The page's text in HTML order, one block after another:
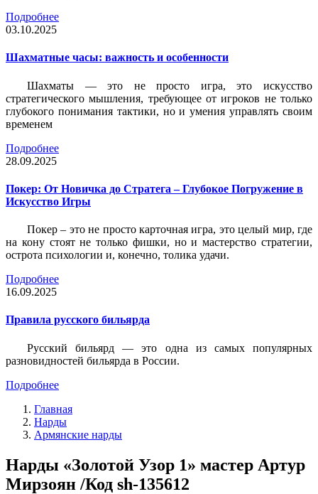
Подробнее
03.10.2025
Шахматные часы: важность и особенности
Шахматы — это не просто игра, это искусство
стратегического мышления, требующее от игроков не только
глубокого понимания тактики, но и умения управлять своим
временем
Подробнее
28.09.2025
Покер: От Новичка до Стратега – Глубокое Погружение в
Искусство Игры
Покер – это не просто карточная игра, это целый мир, где
на кону стоят не только фишки, но и мастерство стратегии,
острота психологии и, конечно, толика удачи.
Подробнее
16.09.2025
Правила русского бильярда
Русский бильярд — это одна из самых популярных
разновидностей бильярда в России.
Подробнее
Главная
Нарды
Армянские нарды
Нарды «Золотой Узор 1» мастер Артур
Мирзоян /Код sh-135612